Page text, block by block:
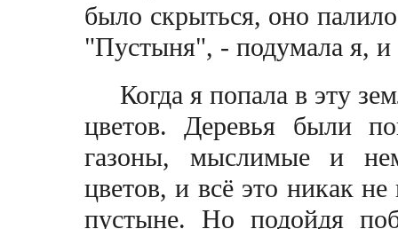
было скрыться, оно
"Пустыня", - подумала я,
Когда я попала в эту
цветов. Деревья были
газоны, мыслимые и
цветов, и всё это никак
пустынe. Но подойдя